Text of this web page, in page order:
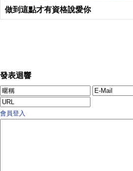
做到這點才有資格說愛你
發表迴響
會員登入